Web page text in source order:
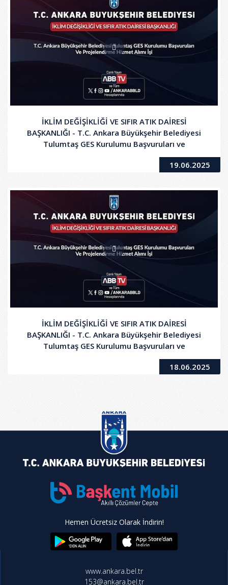
İKLİM DEĞİŞİKLİĞİ VE SIFIR ATIK DAİRESİ
BAŞKANLIĞI - T.C. Ankara Büyükşehir Belediyesi
Tulumtaş GES Kurulumu Başvuruları ve
Projelendirme Hizmet Alımı İşi
19.06.2025
İKLİM DEĞİŞİKLİĞİ VE SIFIR ATIK DAİRESİ
BAŞKANLIĞI - T.C. Ankara Büyükşehir Belediyesi
Tulumtaş GES Kurulumu Başvuruları ve
Projelendirme Hizmet Alımı İşi
18.06.2025
Hemen Ücretsiz Olarak İndirin!
www.ankara.bel.tr
153@ankara.bel.tr